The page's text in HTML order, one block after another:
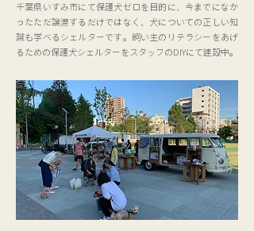
千葉県いすみ市にて保護犬ゼロを目的に、今までになか
ったただ譲渡するだけではなく、犬についての正しい知
識も学べるシェルターです。飼い主のリテラシーをあげ
るための保護犬シェルターをスタッフのDIYにて建設中。